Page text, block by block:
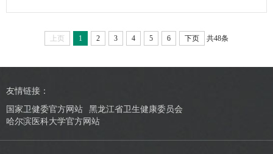
现脱颖而出，夏逸飞同学荣获硕士研究生组金奖，荆承玮同
学术创新与成果转化大赛硕士研究生组金奖，指导教师：李
上页 1 2 3 4 5 6 下页 共48条
友情链接：
国家卫健委官方网站
黑龙江省卫生健康委员会
哈尔滨医科大学官方网站